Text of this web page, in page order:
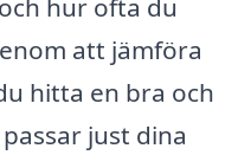
hur ofta du
att jämföra
hitta en bra och
just dina